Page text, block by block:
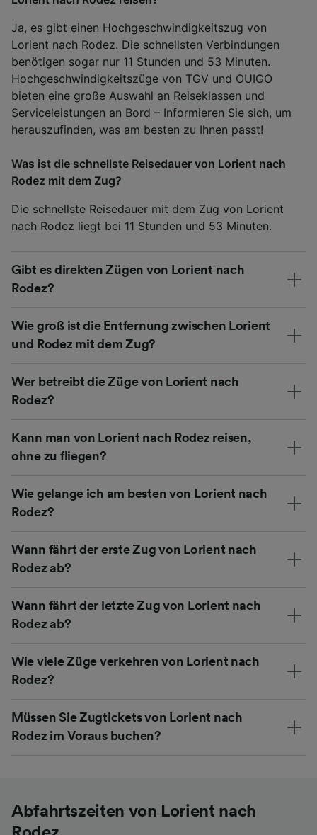
Ja, es gibt einen Hochgeschwindigkeitszug von
Lorient nach Rodez. Die schnellsten Verbindungen
benötigen sogar nur 11 Stunden und 53 Minuten.
Hochgeschwindigkeitszüge von TGV und OUIGO
bieten eine große Auswahl an Reiseklassen und
Serviceleistungen an Bord – Informieren Sie sich, um
herauszufinden, was am besten zu Ihnen passt!
Was ist die schnellste Reisedauer von Lorient nach
Rodez mit dem Zug?
Die schnellste Reisedauer mit dem Zug von Lorient
nach Rodez liegt bei 11 Stunden und 53 Minuten.
Gibt es direkten Zügen von Lorient nach
Rodez?
Wie groß ist die Entfernung zwischen Lorient
und Rodez mit dem Zug?
Wer betreibt die Züge von Lorient nach
Rodez?
Kann man von Lorient nach Rodez reisen,
ohne zu fliegen?
Wie gelange ich am besten von Lorient nach
Rodez?
Wann fährt der erste Zug von Lorient nach
Rodez ab?
Wann fährt der letzte Zug von Lorient nach
Rodez ab?
Wie viele Züge verkehren von Lorient nach
Rodez?
Müssen Sie Zugtickets von Lorient nach
Rodez im Voraus buchen?
Abfahrtszeiten von Lorient nach